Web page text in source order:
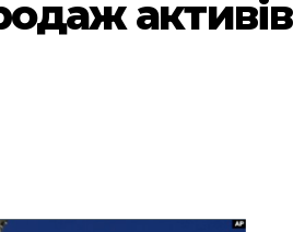
активів